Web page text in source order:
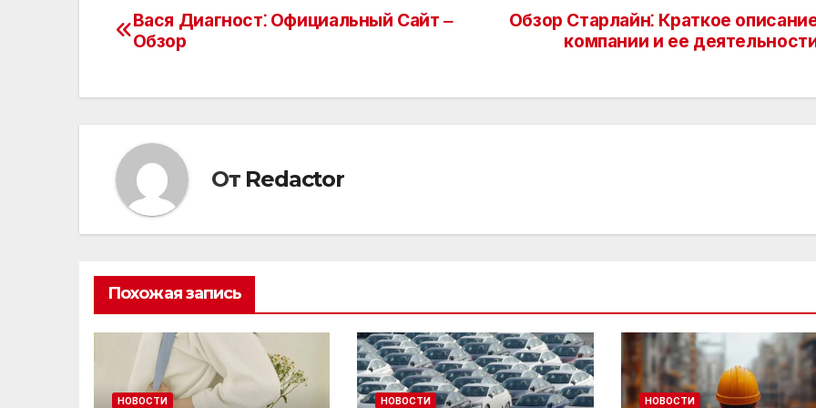
Навигация
записям
Обзор Старлайн⁚ Краткое
компании и ее
Вася Диагност⁚ Официальный Сайт ‒
Обзор
От Redactor
Похожая запись
НОВОСТИ НОВОСТИ НОВОСТИ